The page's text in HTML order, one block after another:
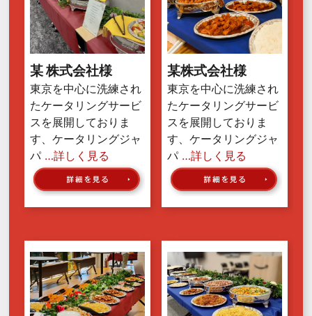
某 株式会社様
東京を中心に洗練され
たケータリングサービ
スを展開しておりま
す、ケータリングジャ
パ …詳しく見る
某株式会社様
東京を中心に洗練され
たケータリングサービ
スを展開しておりま
す、ケータリングジャ
パ …詳しく見る